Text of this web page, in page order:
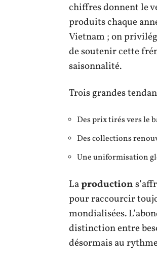
chiffres donnent le
produits chaque
Vietnam ; on
de soutenir cette
saisonnalité.
Trois grandes
Des prix tirés vers le
Des collections
Une uniformisation
Laproduction
pour raccourcir
mondialisées.
distinction entre
désormais au